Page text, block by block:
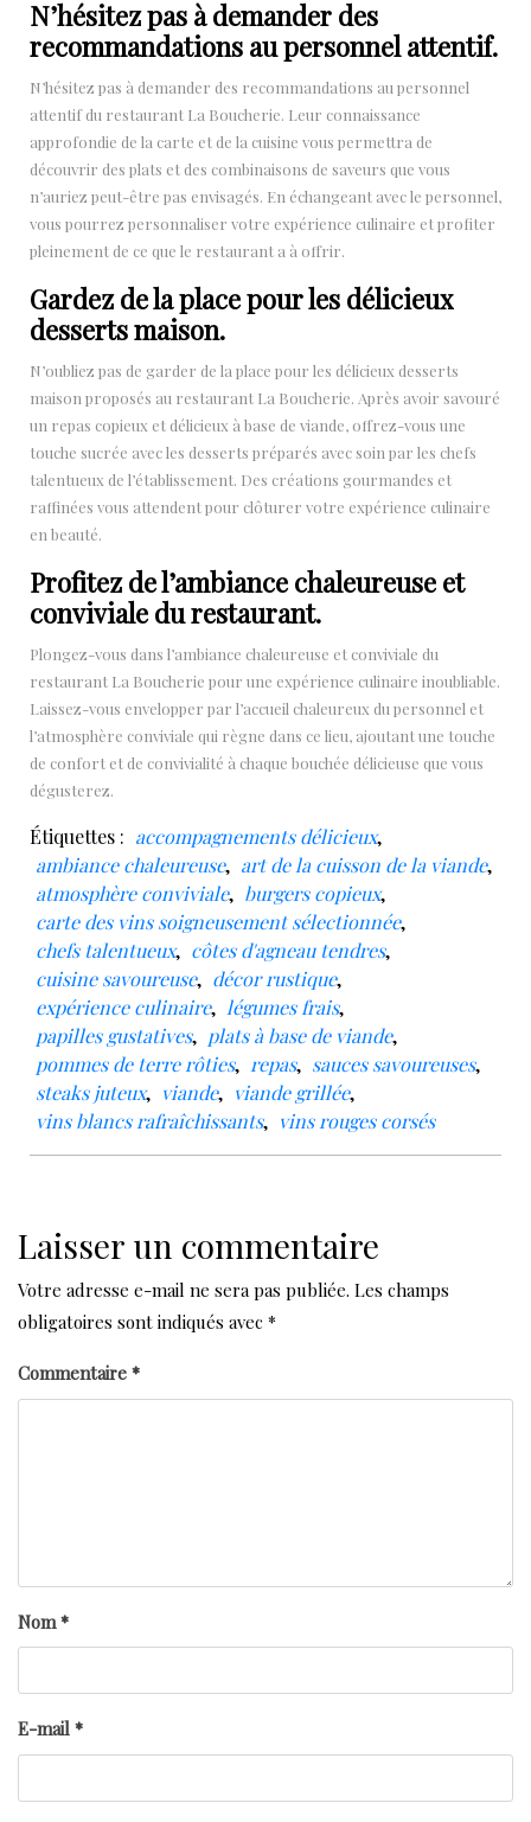
N’hésitez pas à demander des
recommandations au personnel attentif.
N’hésitez pas à demander des recommandations au personnel
attentif du restaurant La Boucherie. Leur connaissance
approfondie de la carte et de la cuisine vous permettra de
découvrir des plats et des combinaisons de saveurs que vous
n’auriez peut-être pas envisagés. En échangeant avec le personnel,
vous pourrez personnaliser votre expérience culinaire et profiter
pleinement de ce que le restaurant a à offrir.
Gardez de la place pour les délicieux
desserts maison.
N’oubliez pas de garder de la place pour les délicieux desserts
maison proposés au restaurant La Boucherie. Après avoir savouré
un repas copieux et délicieux à base de viande, offrez-vous une
touche sucrée avec les desserts préparés avec soin par les chefs
talentueux de l’établissement. Des créations gourmandes et
raffinées vous attendent pour clôturer votre expérience culinaire
en beauté.
Profitez de l’ambiance chaleureuse et
conviviale du restaurant.
Plongez-vous dans l’ambiance chaleureuse et conviviale du
restaurant La Boucherie pour une expérience culinaire inoubliable.
Laissez-vous envelopper par l’accueil chaleureux du personnel et
l’atmosphère conviviale qui règne dans ce lieu, ajoutant une touche
de confort et de convivialité à chaque bouchée délicieuse que vous
dégusterez.
Étiquettes : accompagnements délicieux,
ambiance chaleureuse, art de la cuisson de la viande,
atmosphère conviviale, burgers copieux,
carte des vins soigneusement sélectionnée,
chefs talentueux, côtes d'agneau tendres,
cuisine savoureuse, décor rustique,
expérience culinaire, légumes frais,
papilles gustatives, plats à base de viande,
pommes de terre rôties, repas, sauces savoureuses,
steaks juteux, viande, viande grillée,
vins blancs rafraîchissants, vins rouges corsés
Laisser un commentaire
Votre adresse e-mail ne sera pas publiée. Les champs
obligatoires sont indiqués avec *
Commentaire *
Nom *
E-mail *